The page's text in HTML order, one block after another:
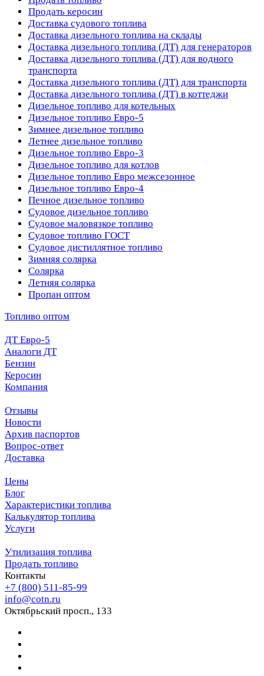
Продать керосин
Доставка судового топлива
Доставка дизельного топлива на склады
Доставка дизельного топлива (ДТ) для генераторов
Доставка дизельного топлива (ДТ) для водного
транспорта
Доставка дизельного топлива (ДТ) для транспорта
Доставка дизельного топлива (ДТ) в коттеджи
Дизельное топливо для котельных
Дизельное топливо Евро-5
Зимнее дизельное топливо
Летнее дизельное топливо
Дизельное топливо Евро-3
Дизельное топливо для котлов
Дизельное топливо Евро межсезонное
Дизельное топливо Евро-4
Печное дизельное топливо
Судовое дизельное топливо
Судовое маловязкое топливо
Судовое топливо ГОСТ
Судовое дистиллятное топливо
Зимняя солярка
Солярка
Летняя солярка
Пропан оптом
Топливо оптом
ДТ Евро-5
Аналоги ДТ
Бензин
Керосин
Компания
Отзывы
Новости
Архив паспортов
Вопрос-ответ
Доставка
Цены
Блог
Характеристики топлива
Калькулятор топлива
Услуги
Утилизация топлива
Продать топливо
Контакты
+7 (800) 511-85-99
info@cotn.ru
Октябрьский просп., 133